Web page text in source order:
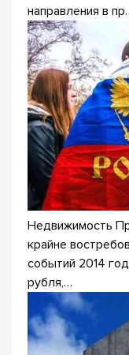
направления в
Недвижимость
крайне
событий 2014
рубля,…